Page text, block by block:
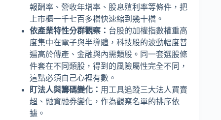
報酬率、營收年增率、股息殖利率等條件，把
上市櫃一千七百多檔快速縮到幾十檔。
依產業特性分群觀察： 台股的加權指數權重高
度集中在電子與半導體，科技股的波動幅度普
遍高於傳產、金融與內需類股。同一套選股條
件套在不同類股，得到的風險屬性完全不同，
這點必須自己心裡有數。
盯法人與籌碼變化： 用工具追蹤三大法人買賣
超、融資融券變化，作為觀察名單的排序依
據。